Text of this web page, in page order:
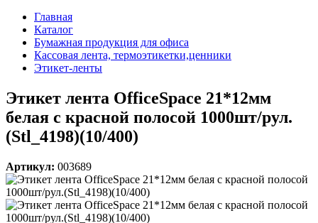
Главная
Каталог
Бумажная продукция для офиса
Кассовая лента, термоэтикетки,ценники
Этикет-ленты
Этикет лента OfficeSpace 21*12мм
белая с красной полосой 1000шт/рул.
(Stl_4198)(10/400)
Артикул: 003689